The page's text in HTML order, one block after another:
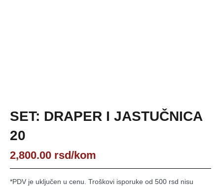
SET: DRAPER I JASTUČNICA
20
2,800.00 rsd/kom
*PDV je uključen u cenu. Troškovi isporuke od 500 rsd nisu